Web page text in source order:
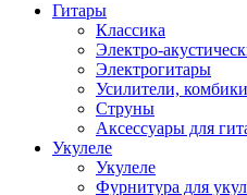
Гитары
Классика
Электро-
Электрогитары
Усилители,
Струны
Аксессуары для
Укулеле
Укулеле
Фурнитура для